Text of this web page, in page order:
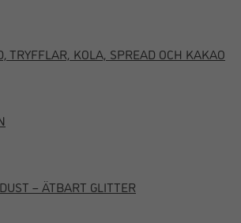
TRYFFLAR, KOLA, SPREAD OCH KAKAO
– ÄTBART GLITTER